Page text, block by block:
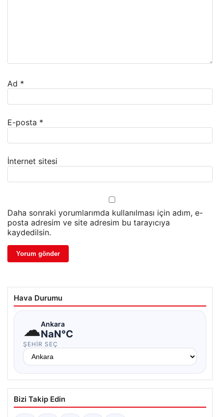
Ad *
E-posta *
İnternet sitesi
Daha sonraki yorumlarımda kullanılması için adım, e-
posta adresim ve site adresim bu tarayıcıya
kaydedilsin.
Hava Durumu
☁Ankara
NaN°C
ŞEHIR SEÇ
Bizi Takip Edin